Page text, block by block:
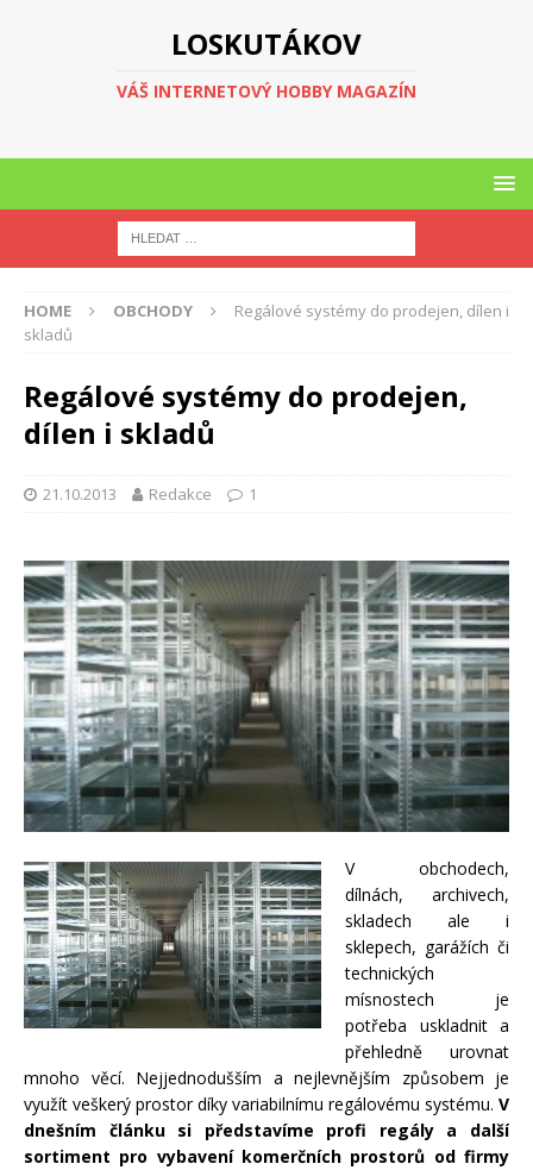
LOSKUTÁKOV
VÁŠ INTERNETOVÝ HOBBY MAGAZÍN
HOME OBCHODY
Regálové systémy do prodejen, dílen i
skladů
Regálové systémy do prodejen,
dílen i skladů
21.10.2013 Redakce 1
V obchodech,
dílnách, archivech,
skladech ale i
sklepech, garážích či
technických
mísnostech je
potřeba uskladnit a
přehledně urovnat
mnoho věcí. Nejjednodušším a nejlevnějším způsobem je
využít veškerý prostor díky variabilnímu regálovému systému. V
dnešním článku si představíme profi regály a další
sortiment pro vybavení komerčních prostorů od firmy